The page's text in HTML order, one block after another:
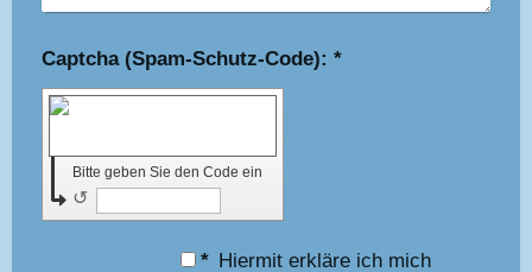
Captcha (Spam-Schutz-Code): *
Bitte geben Sie den Code ein
↺
* Hiermit erkläre ich mich